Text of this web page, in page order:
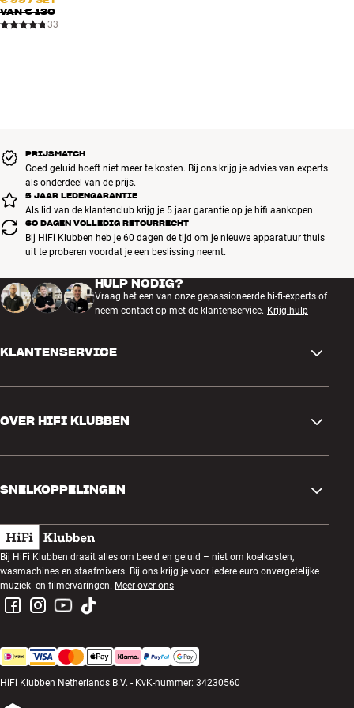
VAN€ 130
33
PRIJSMATCH
Goed geluid hoeft niet meer te kosten. Bij ons krijg je advies van experts
als onderdeel van de prijs.
5 JAAR LEDENGARANTIE
Als lid van de klantenclub krijg je 5 jaar garantie op je hifi aankopen.
60 DAGEN VOLLEDIG RETOURRECHT
Bij HiFi Klubben heb je 60 dagen de tijd om je nieuwe apparatuur thuis
uit te proberen voordat je een beslissing neemt.
HULP NODIG?
Vraag het een van onze gepassioneerde hi-fi-experts of
neem contact op met de klantenservice. Krijg hulp
KLANTENSERVICE
Ruilen en retourneren
Bestelling herroepen
Algemene voorwaarden
Privacybeleid
OVER HIFI KLUBBEN
Klantenclub
Luisteravond
Prijsvragen
Werken bij HiFi Klubben
SNELKOPPELINGEN
Cadeaubonnen
Bouwen met geluid
Montage en installatie
Apparaten recyclen
Productreviews
Bij HiFi Klubben draait alles om beeld en geluid – niet om koelkasten,
wasmachines en staafmixers. Bij ons krijg je voor iedere euro onvergetelijke
muziek- en filmervaringen. Meer over ons
HiFi Klubben Netherlands B.V. - KvK-nummer: 34230560